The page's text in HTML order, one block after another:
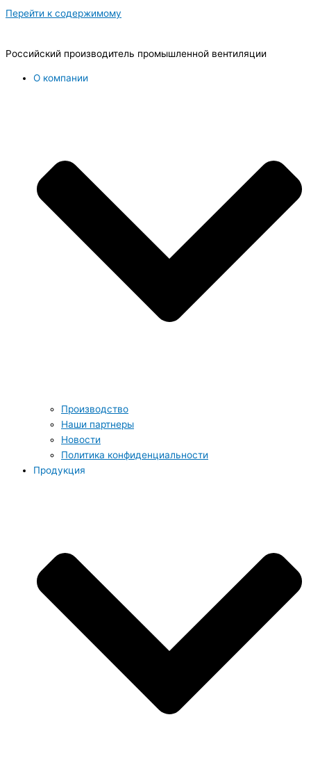
Перейти к содержимому
Российский производитель промышленной вентиляции
О компании
Производство
Наши партнеры
Новости
Политика конфиденциальности
Продукция